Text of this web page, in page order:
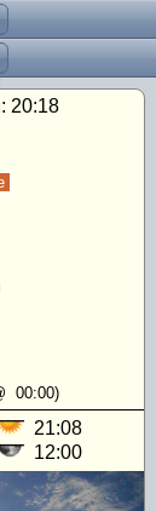
20:18
00:00)
21:08
12:00